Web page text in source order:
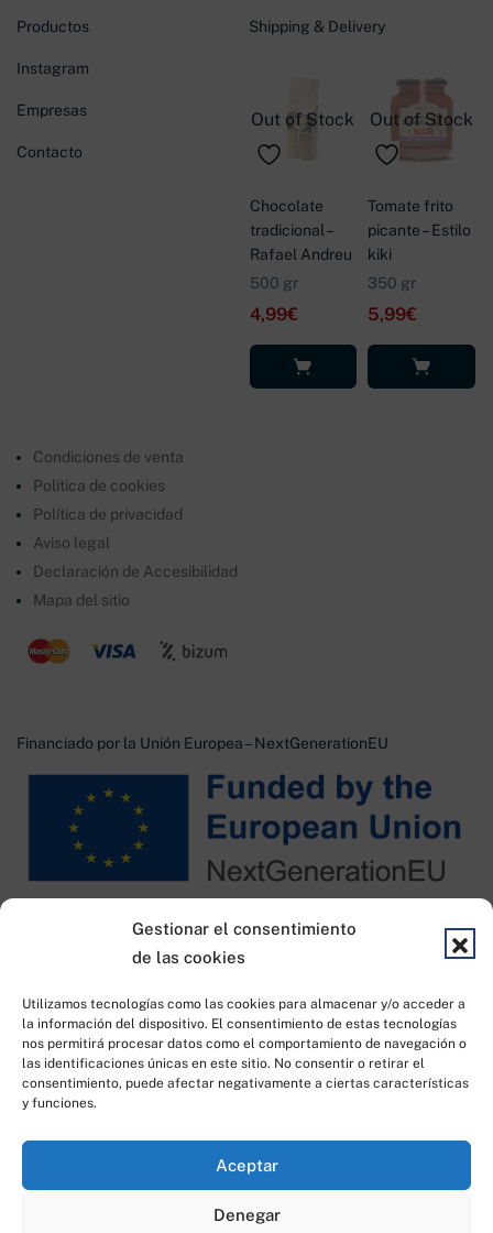
Gestionar el consentimiento
de las cookies
Utilizamos tecnologías como las cookies para almacenar y/o acceder a
la información del dispositivo. El consentimiento de estas tecnologías
nos permitirá procesar datos como el comportamiento de navegación o
las identificaciones únicas en este sitio. No consentir o retirar el
consentimiento, puede afectar negativamente a ciertas características
y funciones.
Aceptar
Denegar
Productos
Instagram
Empresas
Contacto
Shipping & Delivery
Out of Stock
Chocolate
tradicional –
Rafael Andreu
500 gr
4,99€
Out of Stock
Tomate frito
picante – Estilo
kiki
350 gr
5,99€
Condiciones de venta
Política de cookies
Política de privacidad
Aviso legal
Declaración de Accesibilidad
Mapa del sitio
Financiado por la Unión Europea – NextGenerationEU
Todos los derechos reservados © 2023
Consulting